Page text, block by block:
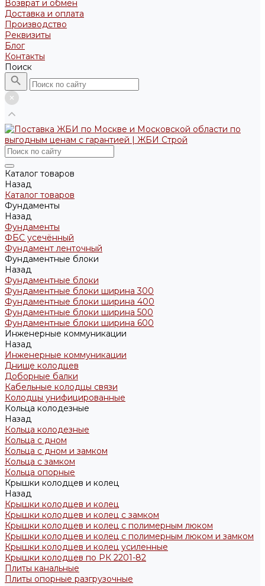
Возврат и обмен
Доставка и оплата
Производство
Реквизиты
Блог
Контакты
Поиск
Каталог товаров
Назад
Каталог товаров
Фундаменты
Назад
Фундаменты
ФБС усечённый
Фундамент ленточный
Фундаментные блоки
Назад
Фундаментные блоки
Фундаментные блоки ширина 300
Фундаментные блоки ширина 400
Фундаментные блоки ширина 500
Фундаментные блоки ширина 600
Инженерные коммуникации
Назад
Инженерные коммуникации
Днище колодцев
Доборные балки
Кабельные колодцы связи
Колодцы унифицированные
Кольца колодезные
Назад
Кольца колодезные
Кольца с дном
Кольца с дном и замком
Кольца с замком
Кольца опорные
Крышки колодцев и колец
Назад
Крышки колодцев и колец
Крышки колодцев и колец с замком
Крышки колодцев и колец с полимерным люком
Крышки колодцев и колец с полимерным люком и замком
Крышки колодцев и колец усиленные
Крышки колодцев по РК 2201-82
Плиты канальные
Плиты опорные разгрузочные